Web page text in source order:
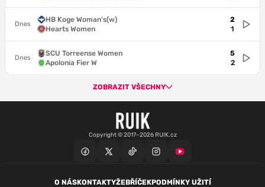
Dnes
HB Koge Woman's(w)
Hearts Women
2
1
Dnes
SCU Torreense Women
Apolonia Fier W
5
2
ZOBRAZIT VŠECHNY
Copyright © 2017–2026 RUIK.cz
O NÁSKONTAKTYŽEBŘÍČEKPODMÍNKY UŽITÍ